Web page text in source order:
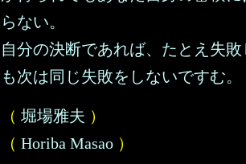
らない。
自分の決断であれば、たとえ失敗
も次は同じ失敗をしないですむ。
（ 堀場雅夫 ）
（ Horiba Masao ）